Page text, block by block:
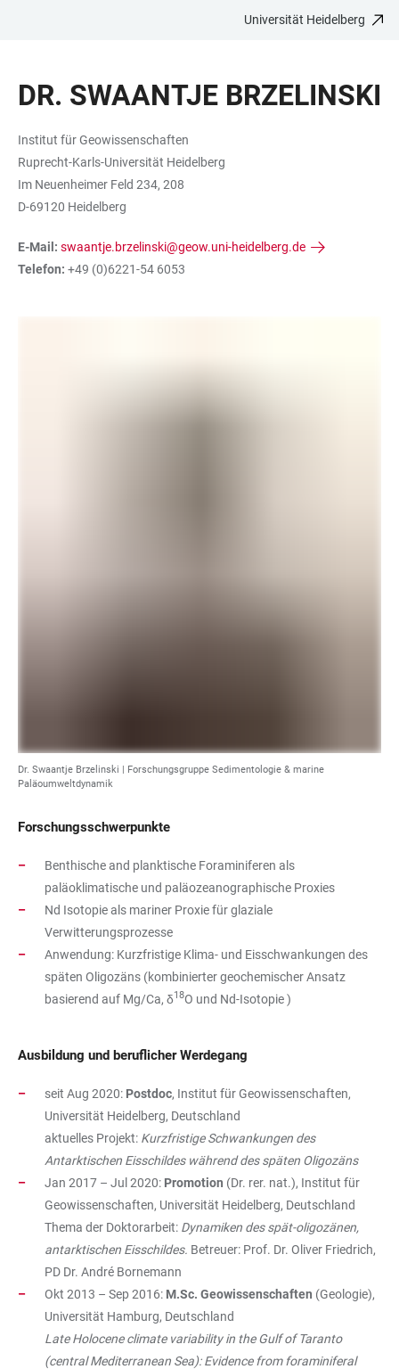
BARRIEREFREIHEIT
Universität Heidelberg
DR. SWAANTJE BRZELINSKI
Institut für Geowissenschaften
Ruprecht-Karls-Universität Heidelberg
Im Neuenheimer Feld 234, 208
D-69120 Heidelberg
E-Mail: swaantje.brzelinski@geow.uni-heidelberg.de
Telefon: +49 (0)6221-54 6053
Dr. Swaantje Brzelinski | Forschungsgruppe Sedimentologie & marine
Paläoumweltdynamik
Forschungsschwerpunkte
Benthische and planktische Foraminiferen als
paläoklimatische und paläozeanographische Proxies
Nd Isotopie als mariner Proxie für glaziale
Verwitterungsprozesse
Anwendung: Kurzfristige Klima- und Eisschwankungen des
späten Oligozäns (kombinierter geochemischer Ansatz
basierend auf Mg/Ca, δ18O und Nd-Isotopie )
Ausbildung und beruflicher Werdegang
seit Aug 2020: Postdoc, Institut für Geowissenschaften,
Universität Heidelberg, Deutschland
aktuelles Projekt: Kurzfristige Schwankungen des
Antarktischen Eisschildes während des späten Oligozäns
Jan 2017 – Jul 2020: Promotion (Dr. rer. nat.), Institut für
Geowissenschaften, Universität Heidelberg, Deutschland
Thema der Doktorarbeit: Dynamiken des spät-oligozänen,
antarktischen Eisschildes. Betreuer: Prof. Dr. Oliver Friedrich,
PD Dr. André Bornemann
Okt 2013 – Sep 2016: M.Sc. Geowissenschaften (Geologie),
Universität Hamburg, Deutschland
Late Holocene climate variability in the Gulf of Taranto
(central Mediterranean Sea): Evidence from foraminiferal